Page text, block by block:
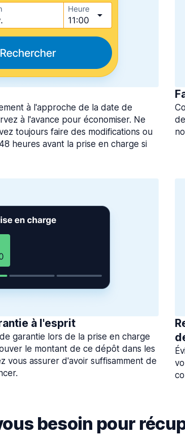
à l'approche de la date de
à l'avance pour économiser. Ne
toujours faire des modifications ou
heures avant la prise en charge si
à l'esprit
garantie lors de la prise en charge
le montant de ce dépôt dans les
vous assurer d'avoir suffisamment de
besoin pour